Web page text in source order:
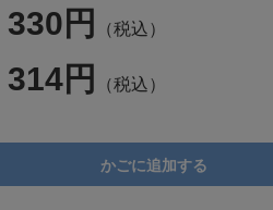
330円 （税込）
314円 （税込）
かごに追加する